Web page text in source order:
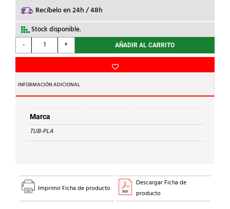
Recíbelo en 24h / 48h
Stock disponible.
-
TUB-
PLA
EMPALME
RECTANGULAR
55x110x41mm
cantidad
+ AÑADIR AL CARRITO
INFORMACIÓN ADICIONAL
Marca
TUB-PLA
Imprimir Ficha de producto
Descargar Ficha de
producto